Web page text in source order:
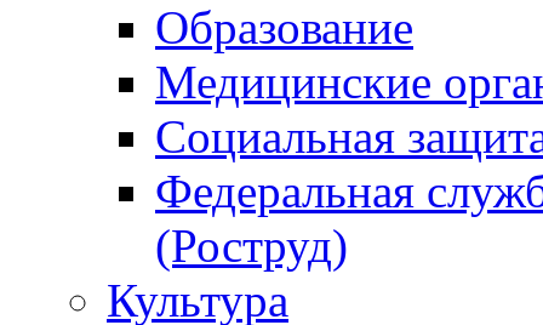
Образование
Медицинские
Социальная
Федеральная
(Роструд)
Культура